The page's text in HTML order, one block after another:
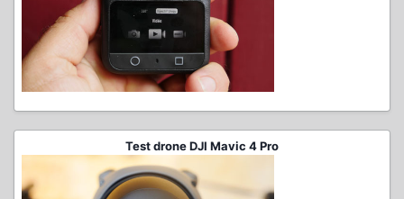
Test drone DJI Mavic 4 Pro